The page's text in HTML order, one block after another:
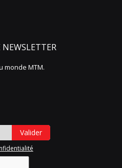
monde MTM.
Valider